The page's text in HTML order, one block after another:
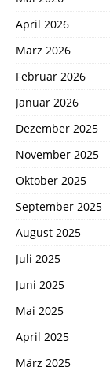
April 2026
März 2026
Februar 2026
Januar 2026
Dezember 2025
November 2025
Oktober 2025
September 2025
August 2025
Juli 2025
Juni 2025
Mai 2025
April 2025
März 2025